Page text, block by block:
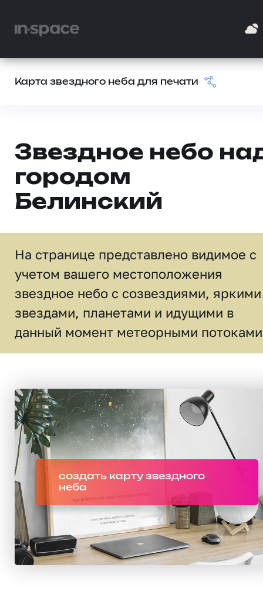
Карта звездного неба для печати
Звездное небо
городом
Белинский
На странице представлено видимое c
учетом вашего местоположения
звездное небо c созвездиями, яркими
звездами, планетами и идущими в
данный момент метеорными
создать карту звездного
неба